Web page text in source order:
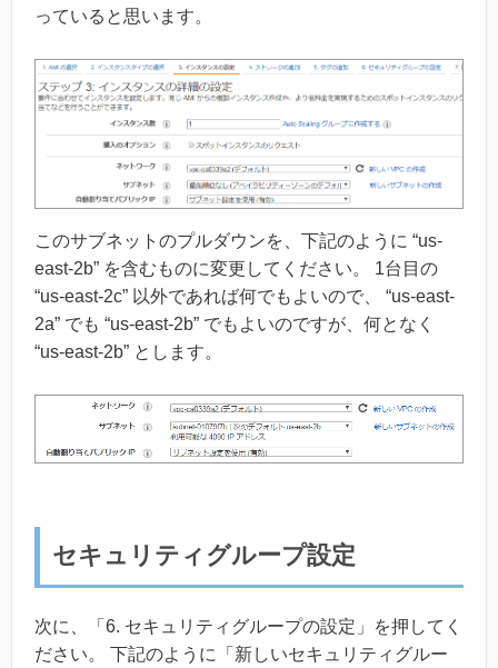
っていると思います。
このサブネットのプルダウンを、下記のように “us-
east-2b” を含むものに変更してください。 1台目の
“us-east-2c” 以外であれば何でもよいので、 “us-east-
2a” でも “us-east-2b” でもよいのですが、何となく
“us-east-2b” とします。
セキュリティグループ設定
次に、「6. セキュリティグループの設定」を押してく
ださい。 下記のように「新しいセキュリティグルー